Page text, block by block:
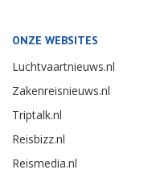
ONZE WEBSITES
Luchtvaartnieuws.nl
Zakenreisnieuws.nl
Triptalk.nl
Reisbizz.nl
Reismedia.nl